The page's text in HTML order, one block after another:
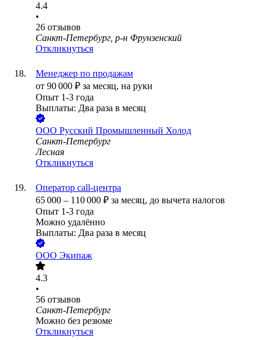
4.4
•
26 отзывов
Санкт-Петербург, р-н Фрунзенский
Откликнуться
Менеджер по продажам
от 90 000 ₽ за месяц, на руки
Опыт 1-3 года
Выплаты: Два раза в месяц
ООО Русский Промышленный Холод
Санкт-Петербург
Лесная
Откликнуться
Оператор call-центра
65 000 – 110 000 ₽ за месяц, до вычета налогов
Опыт 1-3 года
Можно удалённо
Выплаты: Два раза в месяц
ООО Экипаж
4.3
•
56 отзывов
Санкт-Петербург
Можно без резюме
Откликнуться